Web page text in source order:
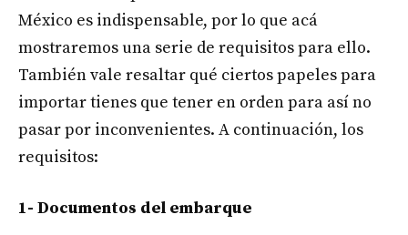
México es indispensable, por lo que acá
mostraremos una serie de requisitos para ello.
También vale resaltar qué ciertos papeles para
importar tienes que tener en orden para así no
pasar por inconvenientes. A continuación, los
requisitos:
1- Documentos del embarque